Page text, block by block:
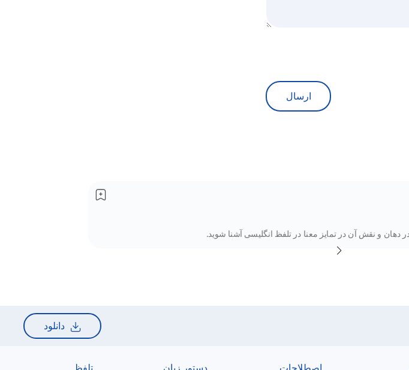
ارسال
دانلود